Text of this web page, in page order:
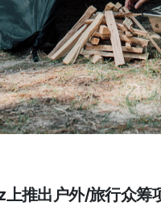
上推出户外/旅行众